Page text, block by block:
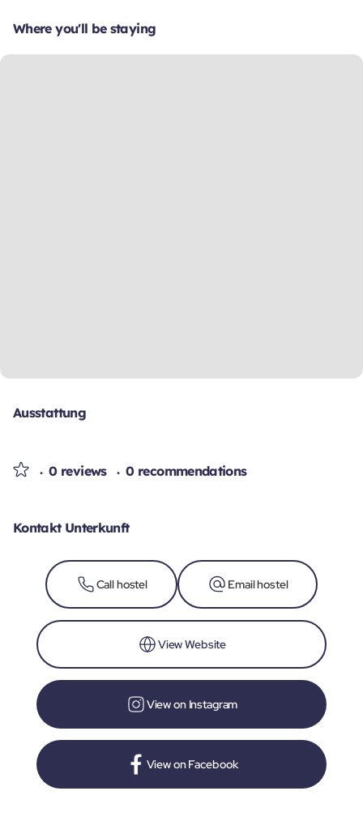
Where you'll be staying
Ausstattung
0 reviews 0 recommendations
Kontakt Unterkunft
Call hostel Email hostel
View Website
View on Instagram
View on Facebook